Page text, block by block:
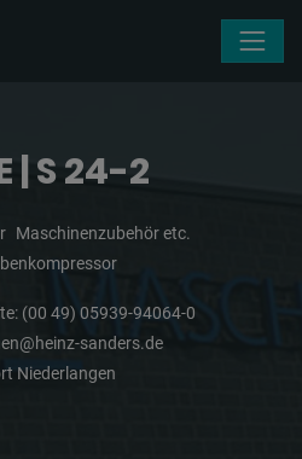
| S 24-2
Maschinenzubehör etc.
(00 49) 05939-94064-0
sanders.de
Niederlangen